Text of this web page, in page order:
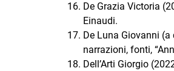
De Grazia Victoria
Einaudi.
De Luna Giovanni
narrazioni, fonti,
Dell’Arti Giorgio